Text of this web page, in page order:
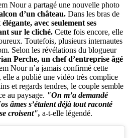
Nour a partagé une nouvelle photo
d’un château. Dans les bras de
élégante, avec seulement ses
sur le cliché. Cette fois encore, elle
Toutefois, plusieurs internautes
Selon les révélations du blogueur
Perche, un chef d’entreprise âgé
Nour n’a jamais confirmé cette
a publié une vidéo très complice
et regards tendres, le couple semble
au paysage. "On m’a demandé
âmes s’étaient déjà tout raconté
croisent", a-t-elle légendé.